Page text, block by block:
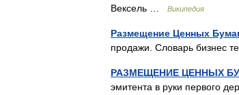
Вексель …
Википедия
Размещение Ценных
продажи. Словарь бизнес
РАЗМЕЩЕНИЕ ЦЕННЫХ
эмитента в руки первого